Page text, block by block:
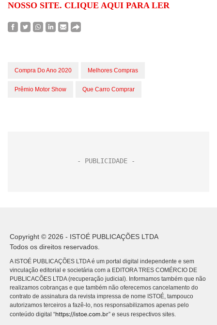
NOSSO SITE. CLIQUE AQUI PARA LER
Compra Do Ano 2020 Melhores Compras
Prêmio Motor Show Que Carro Comprar
Copyright © 2026 - ISTOÉ PUBLICAÇÕES LTDA
Todos os direitos reservados.
A ISTOÉ PUBLICAÇÕES LTDA é um portal digital independente e sem
vinculação editorial e societária com a EDITORA TRES COMÉRCIO DE
PUBLICACÕES LTDA (recuperação judicial). Informamos também que não
realizamos cobranças e que também não oferecemos cancelamento do
contrato de assinatura da revista impressa de nome ISTOÉ, tampouco
autorizamos terceiros a fazê-lo, nos responsabilizamos apenas pelo
conteúdo digital “https://istoe.com.br” e seus respectivos sites.